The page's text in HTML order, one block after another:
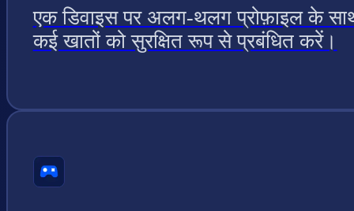
एक डिवाइस पर अलग-थलग प्रोफ़ाइल के
कई खातों को सुरक्षित रूप से प्रबंधित करें।